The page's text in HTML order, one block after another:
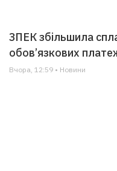
ЗПЕК збільшила
обов’язкових
Вчора, 12:59 • Новини